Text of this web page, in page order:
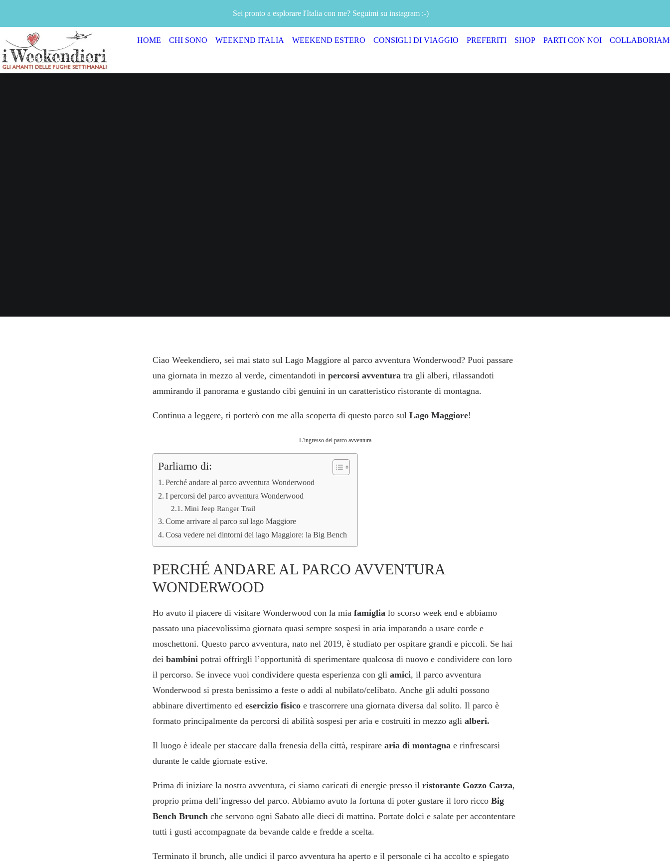
Sei pronto a esplorare l'Italia con me? Seguimi su instagram :-)
HOME CHI SONO WEEKEND ITALIA WEEKEND ESTERO CONSIGLI DI VIAGGIO PREFERITI SHOP PARTI CON NOI
Ciao Weekendiero, sei mai stato sul Lago Maggiore al parco avventura Wonderwood? Puoi passare
una giornata in mezzo al verde, cimentandoti in percorsi avventura tra gli alberi, rilassandoti
ammirando il panorama e gustando cibi genuini in un caratteristico ristorante di montagna.
Continua a leggere, ti porterò con me alla scoperta di questo parco sul Lago Maggiore!
L’ingresso del parco avventura
Parliamo di:
Perché andare al parco avventura Wonderwood
I percorsi del parco avventura Wonderwood
Mini Jeep Ranger Trail
Come arrivare al parco sul lago Maggiore
Cosa vedere nei dintorni del lago Maggiore: la Big Bench
PERCHÉ ANDARE AL PARCO AVVENTURA
WONDERWOOD
Ho avuto il piacere di visitare Wonderwood con la mia famiglia lo scorso week end e abbiamo
passato una piacevolissima giornata quasi sempre sospesi in aria imparando a usare corde e
moschettoni. Questo parco avventura, nato nel 2019, è studiato per ospitare grandi e piccoli. Se hai
dei bambini potrai offrirgli l’opportunità di sperimentare qualcosa di nuovo e condividere con loro
il percorso. Se invece vuoi condividere questa esperienza con gli amici, il parco avventura
Wonderwood si presta benissimo a feste o addi al nubilato/celibato. Anche gli adulti possono
abbinare divertimento ed esercizio fisico e trascorrere una giornata diversa dal solito. Il parco è
formato principalmente da percorsi di abilità sospesi per aria e costruiti in mezzo agli alberi.
Il luogo è ideale per staccare dalla frenesia della città, respirare aria di montagna e rinfrescarsi
durante le calde giornate estive.
Prima di iniziare la nostra avventura, ci siamo caricati di energie presso il ristorante Gozzo Carza,
proprio prima dell’ingresso del parco. Abbiamo avuto la fortuna di poter gustare il loro ricco Big
Bench Brunch che servono ogni Sabato alle dieci di mattina. Portate dolci e salate per accontentare
tutti i gusti accompagnate da bevande calde e fredde a scelta.
Terminato il brunch, alle undici il parco avventura ha aperto e il personale ci ha accolto e spiegato